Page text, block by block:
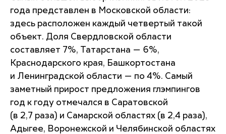
года представлен в Московской области:
здесь расположен каждый четвертый такой
объект. Доля Свердловской области
составляет 7%, Татарстана — 6%,
Краснодарского края, Башкортостана
и Ленинградской области — по 4%. Самый
заметный прирост предложения глэмпингов
год к году отмечался в Саратовской
(в 2,7 раза) и Самарской областях (в 2,4 раза),
Адыгее, Воронежской и Челябинской областях